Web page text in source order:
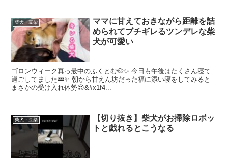
柴犬・豆柴
ママに甘えておきながら距離を詰
められてブチギレるツンデレな柴
犬が可愛い
ゴロンウィーク真っ最中のふくとむ🐶✨ 今日も午後はたくさん寝て
過ごしてました💤✨ 朝から甘えん坊だった福に添い寝をしてみると
まさかの受け入れ体勢😍&#x1f4...
柴犬・豆柴
【切り抜き】柴犬がお掃除ロボッ
トと戯れるとこうなる